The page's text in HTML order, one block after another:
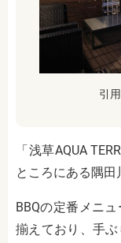
引用
「浅草AQUA
ところにある隅田
BBQの定番メニ
揃えており、手